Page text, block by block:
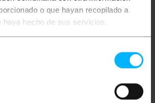
o que hayan recopilado a
haya hecho de sus servicios.
de type C réversible (compatible avec
à une vitesse maximale de 10
le chipset E-Mark, qui prend en
de contrôle d'alimentation
l'utilisation de périphériques 5A (>